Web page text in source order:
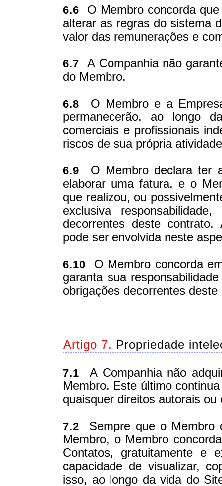
6.6 O Membro concorda
alterar as regras do sistema
valor das remunerações e
6.7 A Companhia não
do Membro.
6.8 O Membro e a
permanecerão, ao longo
comerciais e profissionais
riscos de sua própria
6.9 O Membro declara ter
elaborar uma fatura, e o
que realizou, ou
exclusiva
decorrentes deste
pode ser envolvida neste
6.10 O Membro concorda
garanta sua
obrigações decorrentes deste
Artigo 7. Propriedade
7.1 A Companhia não
Membro. Este último
quaisquer direitos autorais
7.2 Sempre que o Membro
Membro, o Membro
Contatos, gratuitamente e
capacidade de visualizar,
isso, ao longo da vida do